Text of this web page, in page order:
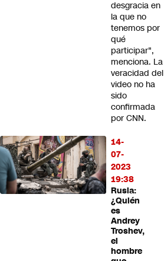
desgracia en
la que no
tenemos por
qué
participar",
menciona. La
veracidad del
video no ha
sido
confirmada
por CNN.
14-
07-
2023
19:38
Rusia:
¿Quién
es
Andrey
Troshev,
el
hombre